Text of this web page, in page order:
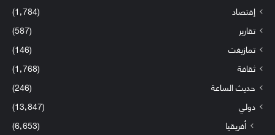
إقتصاد
(1٬784)
تقارير
(587)
تمازيغت
(146)
ثقافة
(1٬768)
حديث الساعة
(246)
دولي
(13٬847)
أفريقيا
(6٬653)